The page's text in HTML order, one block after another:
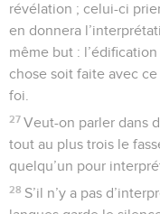
révélation ; celui-ci
en donnera
même but :
chose soit faite avec
foi.
27 Veut-on parler dans
tout au plus trois le
quelqu’un pour
28 S’il n’y a pas